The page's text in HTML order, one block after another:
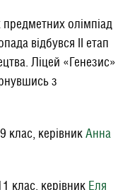
олімпіад
відбувся ІІ етап
Ліцей «Генезис»
з
клас, керівникАнна
клас, керівник Еля